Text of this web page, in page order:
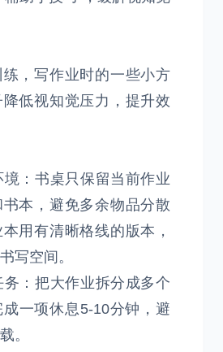
练，写作业时的一些小方
低视知觉压力，提升效
境：书桌只保留当前作业
本，避免多余物品分散
用有清晰格线的版本，
写空间。
务：把大作业拆分成多个
一项休息5-10分钟，避
。